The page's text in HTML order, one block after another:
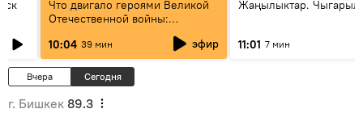
Что двигало героями Великой
Отечественной войны:
Тулебердиева
10:04 39 мин эфир
Жаңылыктар.
11:01 7 мин
Вчера Сегодня
г. Бишкек 89.3